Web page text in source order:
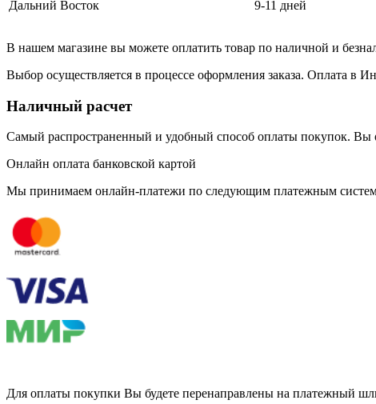
Дальний Восток 9-11 дней
В нашем магазине вы можете оплатить товар по наличной и
Выбор осуществляется в процессе оформления заказа. Оплата в
Наличный расчет
Самый распространенный и удобный способ оплаты покупок. Вы
Онлайн оплата банковской картой
Мы принимаем онлайн-платежи по cледующим платежным
Для оплаты покупки Вы будете перенаправлены на платежный